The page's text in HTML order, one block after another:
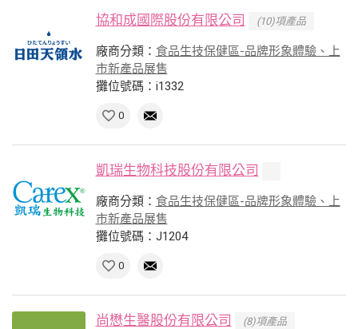
協和成國際股份有限公司 (10)項產品
廠商分類： 食品生技保健區-品牌形象體驗、上
市新產品展售
攤位號碼：i1332
0
凱瑞生物科技股份有限公司
廠商分類： 食品生技保健區-品牌形象體驗、上
市新產品展售
攤位號碼：J1204
0
尚懋生醫股份有限公司 (8)項產品